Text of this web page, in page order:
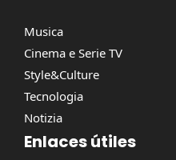
Musica
Cinema e Serie TV
Style&Culture
Tecnologia
Notizia
Enlaces útiles